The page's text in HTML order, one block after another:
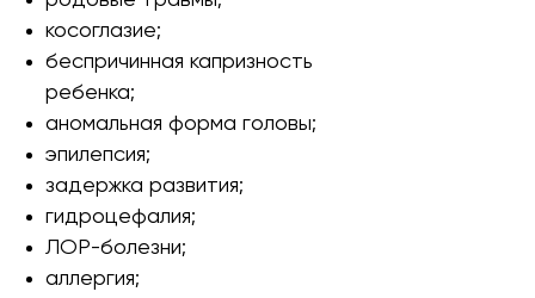
косоглазие;
беспричинная капризность
ребенка;
аномальная форма головы;
эпилепсия;
задержка развития;
гидроцефалия;
ЛОР-болезни;
аллергия;